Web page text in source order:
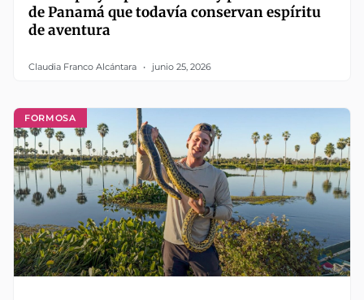
de Panamá que todavía conservan espíritu
de aventura
Claudia Franco Alcántara junio 25, 2026
FORMOSA